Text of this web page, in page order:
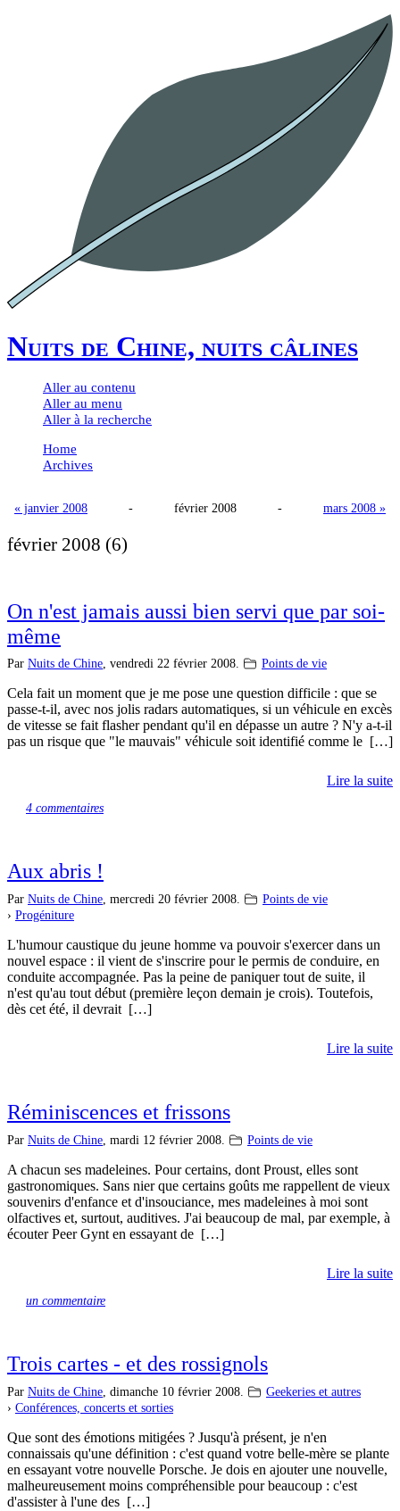
Nuits de Chine, nuits câlines
Aller au contenu
Aller au menu
Aller à la recherche
Home
Archives
« janvier 2008 - février 2008 - mars 2008 »
février 2008 (6)
On n'est jamais aussi bien servi que par soi-
même
Par Nuits de Chine, vendredi 22 février 2008. Points de vie
Cela fait un moment que je me pose une question difficile : que se
passe-t-il, avec nos jolis radars automatiques, si un véhicule en excès
de vitesse se fait flasher pendant qu'il en dépasse un autre ? N'y a-t-il
pas un risque que "le mauvais" véhicule soit identifié comme le […]
Lire la suite
4 commentaires
Aux abris !
Par Nuits de Chine, mercredi 20 février 2008.
Points de vie
› Progéniture
L'humour caustique du jeune homme va pouvoir s'exercer dans un
nouvel espace : il vient de s'inscrire pour le permis de conduire, en
conduite accompagnée. Pas la peine de paniquer tout de suite, il
n'est qu'au tout début (première leçon demain je crois). Toutefois,
dès cet été, il devrait […]
Lire la suite
Réminiscences et frissons
Par Nuits de Chine, mardi 12 février 2008. Points de vie
A chacun ses madeleines. Pour certains, dont Proust, elles sont
gastronomiques. Sans nier que certains goûts me rappellent de vieux
souvenirs d'enfance et d'insouciance, mes madeleines à moi sont
olfactives et, surtout, auditives. J'ai beaucoup de mal, par exemple, à
écouter Peer Gynt en essayant de […]
Lire la suite
un commentaire
Trois cartes - et des rossignols
Par Nuits de Chine, dimanche 10 février 2008.
Geekeries et autres
› Conférences, concerts et sorties
Que sont des émotions mitigées ? Jusqu'à présent, je n'en
connaissais qu'une définition : c'est quand votre belle-mère se plante
en essayant votre nouvelle Porsche. Je dois en ajouter une nouvelle,
malheureusement moins compréhensible pour beaucoup : c'est
d'assister à l'une des […]